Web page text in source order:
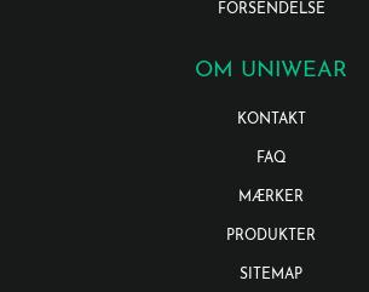
FORSENDELSE
OM UNIWEAR
KONTAKT
FAQ
MÆRKER
PRODUKTER
SITEMAP